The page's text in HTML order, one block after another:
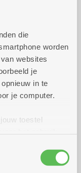
die
worden
websites
je
in te
je computer.
toestel
Sommige
die een
16.00 uur
vervoer